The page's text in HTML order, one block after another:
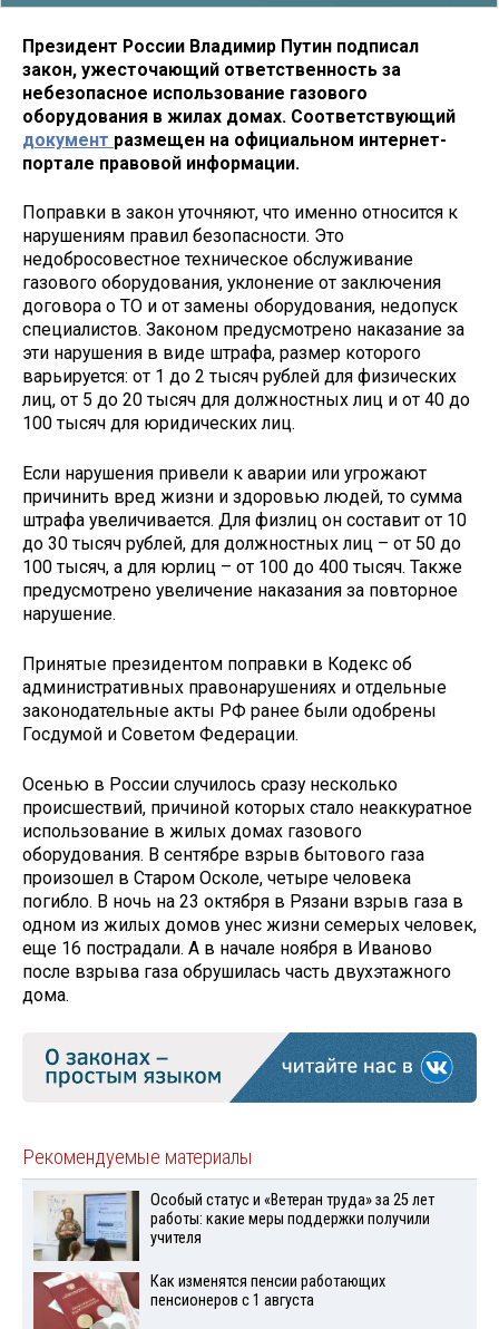
Президент России Владимир Путин подписал
закон, ужесточающий ответственность за
небезопасное использование газового
оборудования в жилах домах. Соответствующий
документ размещен на официальном интернет-
портале правовой информации.
Поправки в закон уточняют, что именно относится к
нарушениям правил безопасности. Это
недобросовестное техническое обслуживание
газового оборудования, уклонение от заключения
договора о ТО и от замены оборудования, недопуск
специалистов. Законом предусмотрено наказание за
эти нарушения в виде штрафа, размер которого
варьируется: от 1 до 2 тысяч рублей для физических
лиц, от 5 до 20 тысяч для должностных лиц и от 40 до
100 тысяч для юридических лиц.
Если нарушения привели к аварии или угрожают
причинить вред жизни и здоровью людей, то сумма
штрафа увеличивается. Для физлиц он составит от 10
до 30 тысяч рублей, для должностных лиц – от 50 до
100 тысяч, а для юрлиц – от 100 до 400 тысяч. Также
предусмотрено увеличение наказания за повторное
нарушение.
Принятые президентом поправки в Кодекс об
административных правонарушениях и отдельные
законодательные акты РФ ранее были одобрены
Госдумой и Советом Федерации.
Осенью в России случилось сразу несколько
происшествий, причиной которых стало неаккуратное
использование в жилых домах газового
оборудования. В сентябре взрыв бытового газа
произошел в Старом Осколе, четыре человека
погибло. В ночь на 23 октября в Рязани взрыв газа в
одном из жилых домов унес жизни семерых человек,
еще 16 пострадали. А в начале ноября в Иваново
после взрыва газа обрушилась часть двухэтажного
дома.
Рекомендуемые материалы
Особый статус и «Ветеран труда» за 25 лет
работы: какие меры поддержки получили
учителя
Как изменятся пенсии работающих
пенсионеров с 1 августа